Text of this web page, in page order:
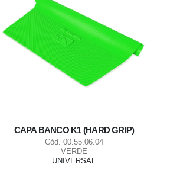
CAPA BANCO K1 (HARD GRIP)
Cód. 00.55.06.04
VERDE
UNIVERSAL